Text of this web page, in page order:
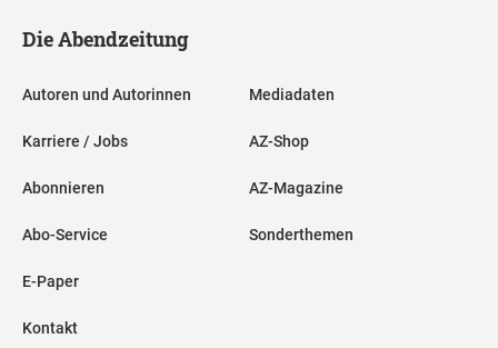
Die Abendzeitung
Autoren und Autorinnen
Karriere / Jobs
Abonnieren
Abo-Service
E-Paper
Kontakt
Mediadaten
AZ-Shop
AZ-Magazine
Sonderthemen